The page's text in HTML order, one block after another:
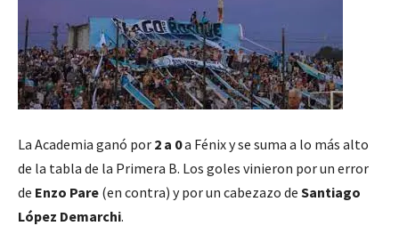
La Academia ganó por 2 a 0a Fénix y se suma a lo más alto
de la tabla de la Primera B. Los goles vinieron por un error
de Enzo Pare (en contra) y por un cabezazo de Santiago
López Demarchi.